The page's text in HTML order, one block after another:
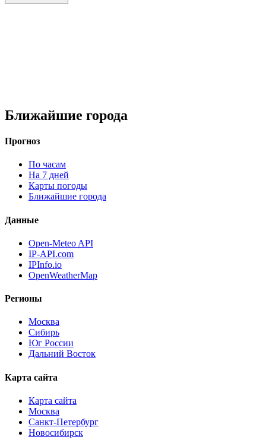
Ближайшие города
Прогноз
По часам
На 7 дней
Карты погоды
Ближайшие города
Данные
Open-Meteo API
IP-API.com
IPInfo.io
OpenWeatherMap
Регионы
Москва
Сибирь
Юг России
Дальний Восток
Карта сайта
Карта сайта
Москва
Санкт-Петербург
Новосибирск